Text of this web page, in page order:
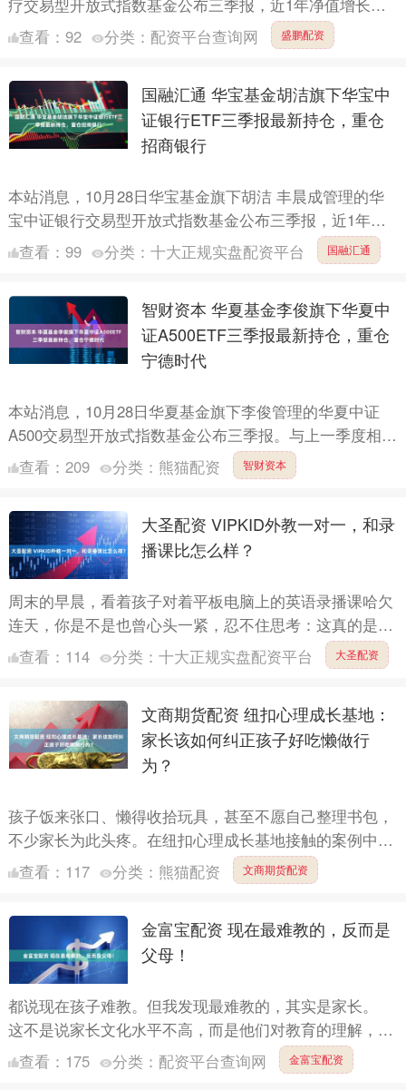
疗交易型开放式指数基金公布三季报，近1年净值增长率
6.63%。其中药明康德持仓占比14.58%，为该基金第....
查看： 92 分类： 配资平台查询网 盛鹏配资
国融汇通 华宝基金胡洁旗下华宝中
证银行ETF三季报最新持仓，重仓
招商银行
本站消息，10月28日华宝基金旗下胡洁 丰晨成管理的华
宝中证银行交易型开放式指数基金公布三季报，近1年净
值增长率17.93%。并对招商银行增仓1075.02万股....
查看： 99 分类： 十大正规实盘配资平台 国融汇通
智财资本 华夏基金李俊旗下华夏中
证A500ETF三季报最新持仓，重仓
宁德时代
本站消息，10月28日华夏基金旗下李俊管理的华夏中证
A500交易型开放式指数基金公布三季报。与上一季度相
比，该基金前十大重仓股新增新易盛，中际旭创；其中宁
德时代....
查看： 209 分类： 熊猫配资 智财资本
大圣配资 VIPKID外教一对一，和录
播课比怎么样？
周末的早晨，看着孩子对着平板电脑上的英语录播课哈欠
连天，你是不是也曾心头一紧，忍不住思考：这真的是学
英语的最佳路径吗？与此同时，朋友圈里“VIPKID外教一
对一....
查看： 114 分类： 十大正规实盘配资平台 大圣配资
文商期货配资 纽扣心理成长基地：
家长该如何纠正孩子好吃懒做行
为？
孩子饭来张口、懒得收拾玩具，甚至不愿自己整理书包，
不少家长为此头疼。在纽扣心理成长基地接触的案例中，
很多家庭通过科学引导，让孩子逐渐摆脱 “好吃懒做”，养
成主动....
查看： 117 分类： 熊猫配资 文商期货配资
金富宝配资 现在最难教的，反而是
父母！
都说现在孩子难教。但我发现最难教的，其实是家长。
这不是说家长文化水平不高，而是他们对教育的理解，还
停留在三十年前。自己当年靠刷题上了车，就拼命把孩子
也往这趟车....
查看： 175 分类： 配资平台查询网 金富宝配资